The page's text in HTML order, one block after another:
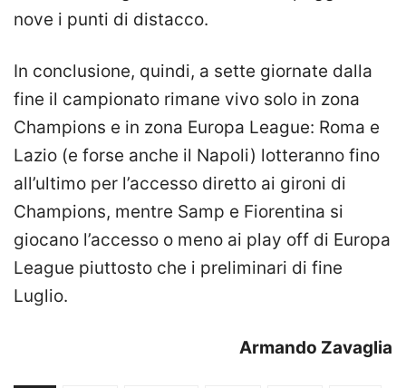
nove i punti di distacco.
In conclusione, quindi, a sette giornate dalla
fine il campionato rimane vivo solo in zona
Champions e in zona Europa League: Roma e
Lazio (e forse anche il Napoli) lotteranno fino
all’ultimo per l’accesso diretto ai gironi di
Champions, mentre Samp e Fiorentina si
giocano l’accesso o meno ai play off di Europa
League piuttosto che i preliminari di fine
Luglio.
Armando Zavaglia